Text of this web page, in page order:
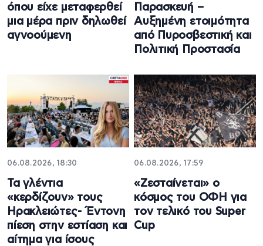
όπου είχε μεταφερθεί
μια μέρα πριν δηλωθεί
αγνοούμενη
Παρασκευή –
Αυξημένη ετοιμότητα
από Πυροσβεστική και
Πολιτική Προστασία
06.08.2026, 18:30
Τα γλέντια
«κερδίζουν» τους
Ηρακλειώτες- Έντονη
πίεση στην εστίαση και
αίτημα για ίσους
06.08.2026, 17:59
«Ζεσταίνεται» ο
κόσμος του ΟΦΗ για
τον τελικό του Super
Cup